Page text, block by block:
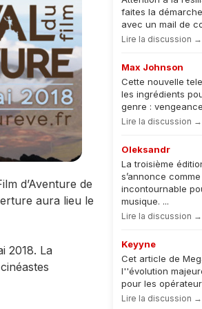
d’Aventure de
aura lieu le
2018. La
faites la
avec un mail de
Lire la discussion →
Max Johnson
Cette nouvelle
les ingrédients
genre :
Lire la discussion →
Oleksandr
La troisième
s’annonce
incontournable
musique. ...
Lire la discussion →
Keyyne
Cet article de
l''évolution
pour les
Lire la discussion →